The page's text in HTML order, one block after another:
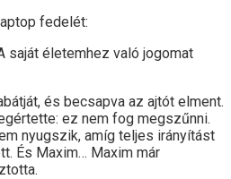
fedelét:
saját életemhez való jogomat
és becsapva az ajtót elment.
ez nem fog megszűnni.
nyugszik, amíg teljes irányítást
És Maxim… Maxim már